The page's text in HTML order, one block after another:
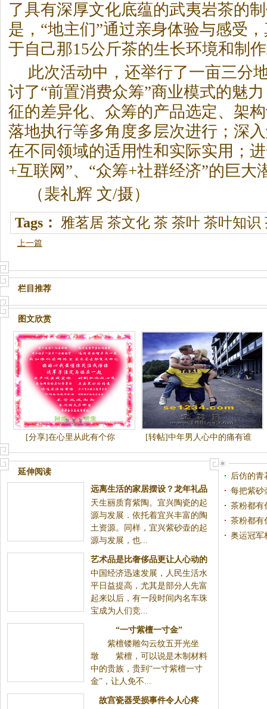
了具有深厚文化底蕴的武夷岩茶的
是，“地主们”通过亲身体验与感受
于自己那15公斤茶的生长环境和制
此次活动中，还举行了一亩三分
讨了“前置消费众筹”商业模式的魅
征的差异化、众筹的产品选定、架
落地执行等多角度多层次进行；深
在不同领域的适用性和实际实用；
+互联网”、“众筹+社群经济”的巨
（裴礼辉 文/摄）
Tags： 雅茗居 茶文化 茶 茶叶 茶叶知识
上一篇
栏目推荐
图文欣赏
[分享]在心里从此有个你
[转帖]中年男人心中的痛有谁
懂？
延伸阅读
远离生活的家居摆设？龙年礼品
宜兴紫砂壶都有哪些误区
天生丽质育紫陶。宜兴陶瓷的起
源与发展．依托着宜兴丰富的陶
土资源。同样，宜兴紫砂壶的起
源与发展，也...
艺术品是比奢侈品更让人心动的
收藏
中国经济迅速发展，人民生活水
平日益提高，尤其是部分人先富
起来以后，有一段时间内名车珠
宝成为人们竞...
“一寸紫檀一寸金”
紫檀镂雕勾云纹五开光坐
墩 紫檀，可以说是木制材料
中的贵族，贵到“一寸紫檀一寸
金”，让人免不...
故宫瓷器受损事件令人心疼
后仿的青
每把紫砂
茶粉都有
茶粉都有
奥运冠军